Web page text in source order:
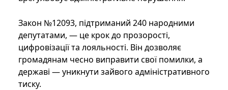
Закон №12093, підтриманий 240 народними
депутатами, — це крок до прозорості,
цифровізації та лояльності. Він дозволяє
громадянам чесно виправити свої помилки, а
державі — уникнути зайвого адміністративного
тиску.